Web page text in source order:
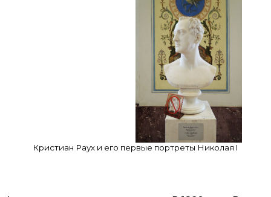
Кристиан Раух и его первые портреты Николая I